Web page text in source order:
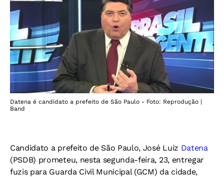
Datena é candidato a prefeito de São Paulo - Foto: Reprodução |
Band
Candidato a prefeito de São Paulo, José Luiz Datena
(PSDB) prometeu, nesta segunda-feira, 23, entregar
fuzis para Guarda Civil Municipal (GCM) da cidade,